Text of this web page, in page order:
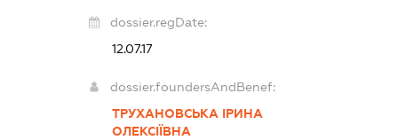
dossier.regDate:
12.07.17
dossier.foundersAndBenef:
ТРУХАНОВСЬКА ІРИНА
ОЛЕКСІЇВНА